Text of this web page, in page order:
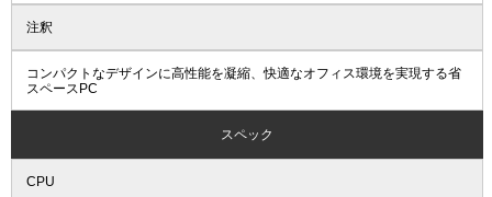
注釈
コンパクトなデザインに高性能を凝縮、快適なオフィス環境を実現する省
スペースPC
スペック
CPU